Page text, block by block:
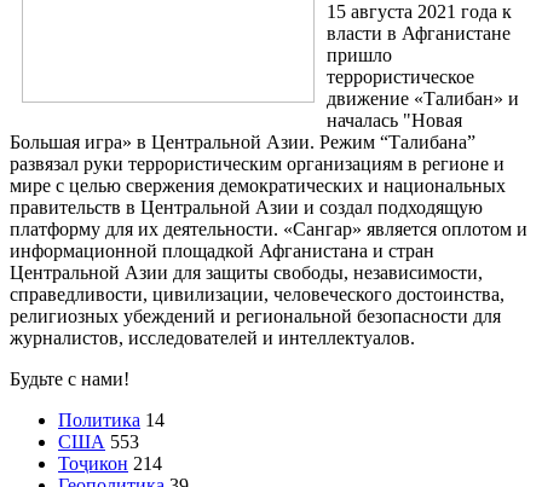
15 августа 2021 года к
власти в Афганистане
пришло
террористическое
движение «Талибан» и
началась "Новая
Большая игра» в Центральной Азии. Режим “Талибана”
развязал руки террористическим организациям в регионе и
мире с целью свержения демократических и национальных
правительств в Центральной Азии и создал подходящую
платформу для их деятельности. «Сангар» является оплотом и
информационной площадкой Афганистана и стран
Центральной Азии для защиты свободы, независимости,
справедливости, цивилизации, человеческого достоинства,
религиозных убеждений и региональной безопасности для
журналистов, исследователей и интеллектуалов.
Будьте с нами!
Политика 14
США 553
Тоҷикон 214